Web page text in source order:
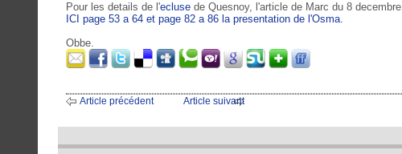
Pour les details de l'ecluse de Quesnoy, l'article de Marc du 8 decembre
ICI page 53 a 64 et page 82 a 86 la presentation de l'Osma.
Obbe.
Article précédent Article suivant